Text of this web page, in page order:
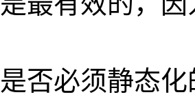
否必须静态